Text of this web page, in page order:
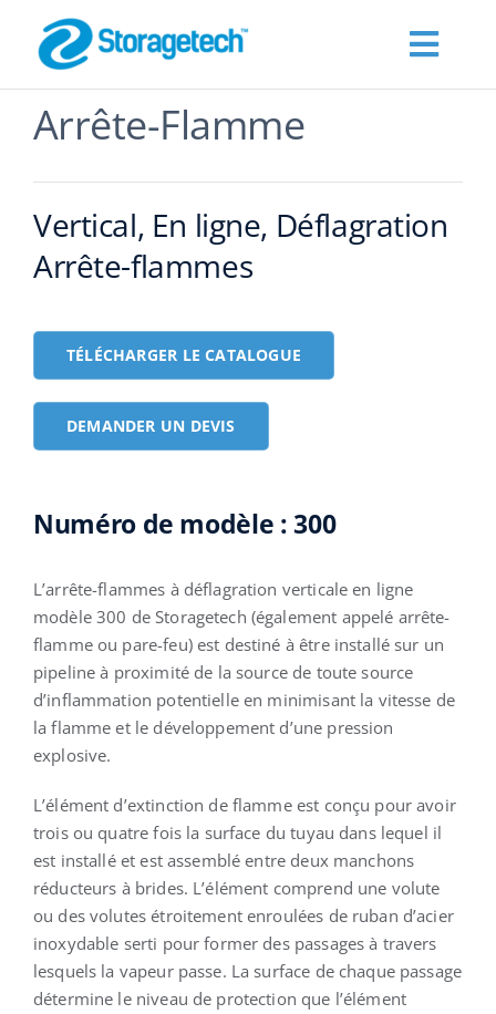
content
Arrête-Flamme
Vertical, En ligne, Déflagration
Arrête-flammes
TÉLÉCHARGER LE CATALOGUE
DEMANDER UN DEVIS
Numéro de modèle : 300
L’arrête-flammes à déflagration verticale en ligne
modèle 300 de Storagetech (également appelé arrête-
flamme ou pare-feu) est destiné à être installé sur un
pipeline à proximité de la source de toute source
d’inflammation potentielle en minimisant la vitesse de
la flamme et le développement d’une pression
explosive.
L’élément d’extinction de flamme est conçu pour avoir
trois ou quatre fois la surface du tuyau dans lequel il
est installé et est assemblé entre deux manchons
réducteurs à brides. L’élément comprend une volute
ou des volutes étroitement enroulées de ruban d’acier
inoxydable serti pour former des passages à travers
lesquels la vapeur passe. La surface de chaque passage
détermine le niveau de protection que l’élément